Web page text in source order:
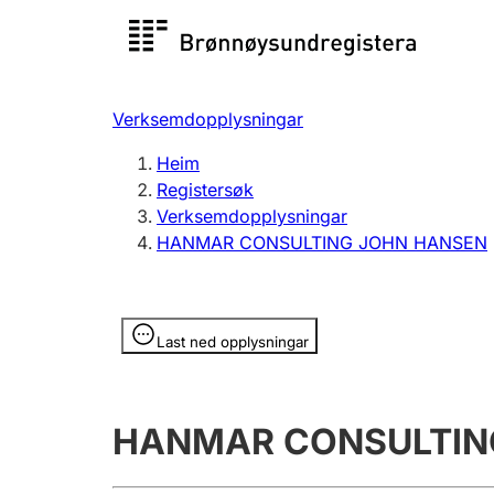
Registersøk
Registrere, endre, slette
Verksemdopplysningar
Heim
Registersøk
Verksemdopplysningar
HANMAR CONSULTING JOHN HANSEN
Last ned opplysningar
Opplysninger er skjult
HANMAR